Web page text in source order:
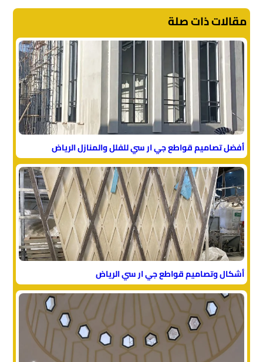
مقالات ذات صلة
أفضل تصاميم قواطع جي ار سي للفلل والمنازل الرياض
أشكال وتصاميم قواطع جي ار سي الرياض